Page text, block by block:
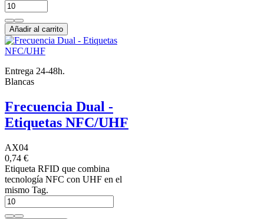
Añadir al carrito
Entrega 24-48h.
Blancas
Frecuencia Dual -
Etiquetas NFC/UHF
AX04
0,74 €
Etiqueta RFID que combina
tecnología NFC con UHF en el
mismo Tag.